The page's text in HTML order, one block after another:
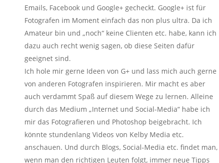
Emails, Facebook und Google+ gecheckt. Google+ ist für
Fotografen im Moment einfach das non plus ultra. Da ich
Amateur bin und „noch“ keine Clienten etc. habe, kann ich
dazu auch recht wenig sagen, ob diese Seiten dafür
geeignet sind.
Ich hole mir gerne Ideen von G+ und lass mich auch gerne
von anderen Fotografen inspirieren. Mir macht es aber
auch verdammt Spaß auf diesem Wege zu lernen. Alleine
durch das Medium „Internet und Social-Media“ habe ich
mir das Fotografieren und Photoshop beigebracht. Ich
könnte stundenlang Videos von Kelby Media etc.
anschauen. Und durch Blogs, Social-Media etc. findet man,
wenn man den richtigen Leuten folgt, immer neue Tipps